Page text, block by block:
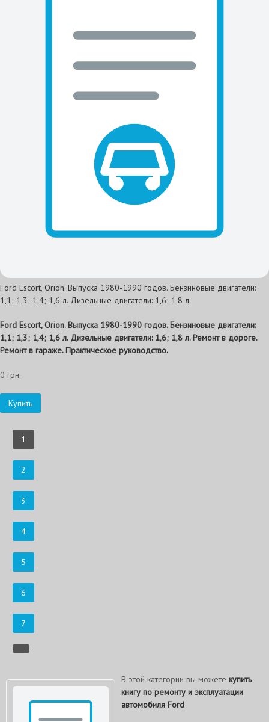
Ford Escort, Orion. Выпуска 1980-1990 годов. Бензиновые двигатели:
1,1; 1,3; 1,4; 1,6 л. Дизельные двигатели: 1,6; 1,8 л.
Ford Escort, Orion. Выпуска 1980-1990 годов. Бензиновые двигатели:
1,1; 1,3; 1,4; 1,6 л. Дизельные двигатели: 1,6; 1,8 л. Ремонт в дороге.
Ремонт в гараже. Практическое руководство.
0 грн.
Купить
1
2
3
4
5
6
7
В этой категории вы можете купить
книгу по ремонту и эксплуатации
автомобиля Ford